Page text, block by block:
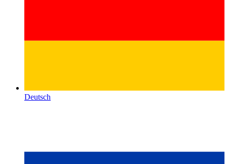
Deutsch